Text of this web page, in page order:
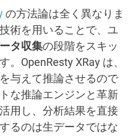
の方法論は全く異なりま
術を用いることで、ユ
タ収集の段階をスキッ
OpenResty XRay は、
与えて推論させるので
な推論エンジンと革新
用し、分析結果を直接
るのは生データではな